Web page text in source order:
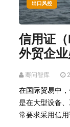
出口风控
信用证
外贸企
骞问智库
在国际贸易中
是在大型设备
常要求采用信